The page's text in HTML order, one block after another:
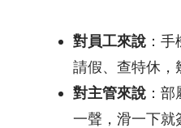
對員工來說 ：
請假、查特休，
對主管來說 ：
一聲，滑一下就